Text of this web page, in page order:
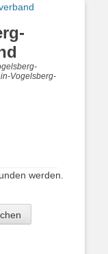
Vogelsberg-
werden.